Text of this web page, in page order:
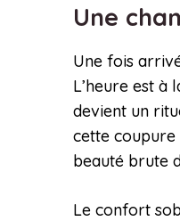
Une
Une fois
L’heure est
devient un
cette coupure
beauté brute
Le confort